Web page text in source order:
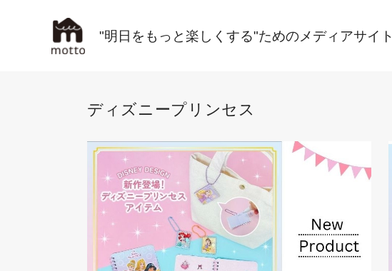
"明日をもっと楽しくする"ためのメディアサイト
ディズニープリンセス